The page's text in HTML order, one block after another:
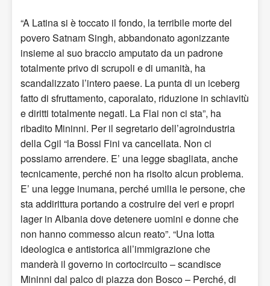
“A Latina si è toccato il fondo, la terribile morte del
povero Satnam Singh, abbandonato agonizzante
insieme al suo braccio amputato da un padrone
totalmente privo di scrupoli e di umanità, ha
scandalizzato l’intero paese. La punta di un iceberg
fatto di sfruttamento, caporalato, riduzione in schiavitù
e diritti totalmente negati. La Flai non ci sta”, ha
ribadito Mininni. Per il segretario dell’agroindustria
della Cgil “la Bossi Fini va cancellata. Non ci
possiamo arrendere. E’ una legge sbagliata, anche
tecnicamente, perché non ha risolto alcun problema.
E’ una legge inumana, perché umilia le persone, che
sta addirittura portando a costruire dei veri e propri
lager in Albania dove detenere uomini e donne che
non hanno commesso alcun reato”. “Una lotta
ideologica e antistorica all’immigrazione che
manderà il governo in cortocircuito – scandisce
Mininni dal palco di piazza don Bosco – Perché, di